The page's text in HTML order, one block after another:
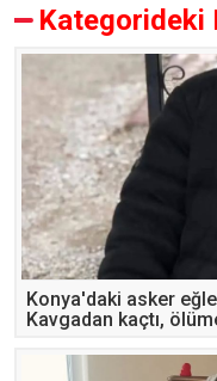
Kategorideki
Konya'daki asker
Kavgadan kaçtı,